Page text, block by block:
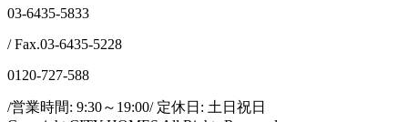
03-6435-5833
/ Fax.03-6435-5228
0120-727-588
/営業時間: 9:30～19:00/ 定休日: 土日祝日